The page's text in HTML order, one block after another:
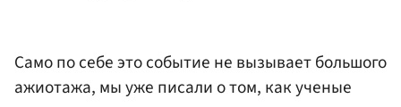
Само по себе это событие не вызывает большого
ажиотажа, мы уже писали о том, как ученые